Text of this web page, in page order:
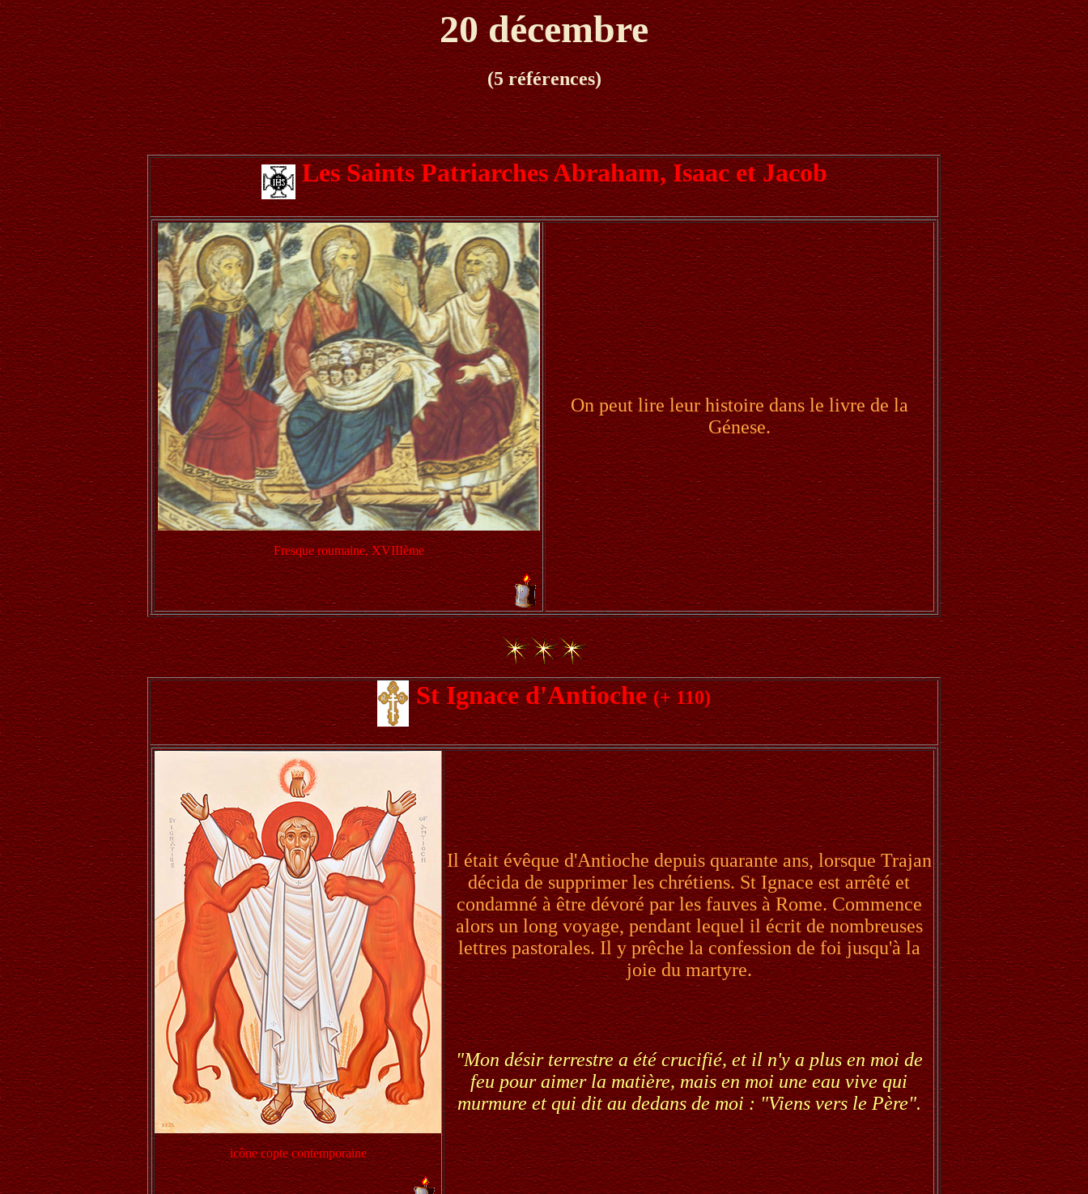
20 décembre
(5 références)
Les Saints Patriarches Abraham, Isaac et Jacob
Fresque roumaine, XVIIIème
On peut lire leur histoire dans le livre de la
Génese.
St Ignace d'Antioche(+ 110)
icône copte contemporaine
Il était évêque d'Antioche depuis quarante ans, lorsque Trajan
décida de supprimer les chrétiens. St Ignace est arrêté et
condamné à être dévoré par les fauves à Rome. Commence
alors un long voyage, pendant lequel il écrit de nombreuses
lettres pastorales. Il y prêche la confession de foi jusqu'à la
joie du martyre.
"Mon désir terrestre a été crucifié, et il n'y a plus en moi de
feu pour aimer la matière, mais en moi une eau vive qui
murmure et qui dit au dedans de moi : "Viens vers le Père".